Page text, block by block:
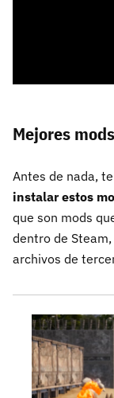
Mejores
Antes de nada,
instalar estos
que son mods
dentro de
archivos de